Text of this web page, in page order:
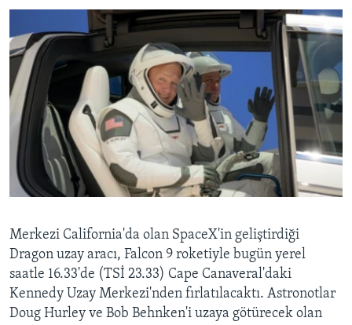
Merkezi California'da olan SpaceX'in geliştirdiği
Dragon uzay aracı, Falcon 9 roketiyle bugün yerel
saatle 16.33'de (TSİ 23.33) Cape Canaveral'daki
Kennedy Uzay Merkezi'nden fırlatılacaktı. Astronotlar
Doug Hurley ve Bob Behnken'i uzaya götürecek olan